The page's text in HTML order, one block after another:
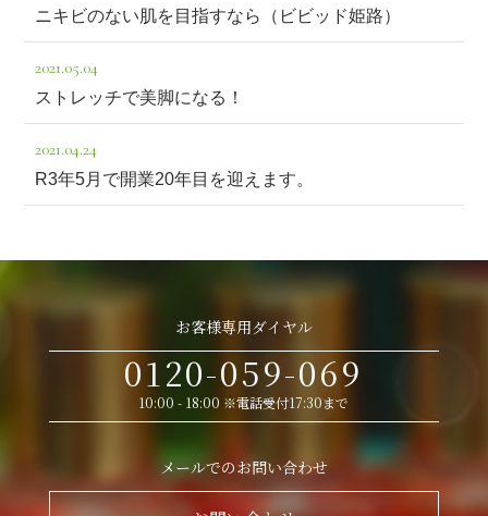
ニキビのない肌を目指すなら（ビビッド姫路）
2021.05.04
ストレッチで美脚になる！
2021.04.24
R3年5月で開業20年目を迎えます。
お客様専用ダイヤル
0120-059-069
10:00 - 18:00 ※電話受付17:30まで
メールでのお問い合わせ